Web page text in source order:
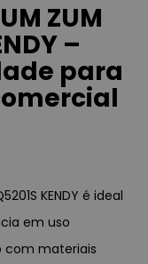
ZUM
–
para
KENDY é ideal
em uso
com materiais